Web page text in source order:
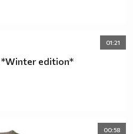
01:21
*Winter edition*
00:58